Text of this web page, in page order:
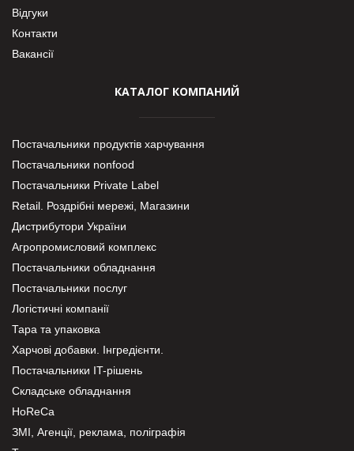
Відгуки
Контакти
Вакансії
КАТАЛОГ КОМПАНИЙ
Постачальники продуктів харчування
Постачальники nonfood
Постачальники Private Label
Retail. Роздрібні мережі, Магазини
Дистрибутори України
Агропромисловий комплекс
Постачальники обладнання
Постачальники послуг
Логістичні компанії
Тара та упаковка
Харчові добавки. Інгредієнти.
Постачальники IT-рішень
Складське обладнання
HoReCa
ЗМІ, Агенції, реклама, поліграфія